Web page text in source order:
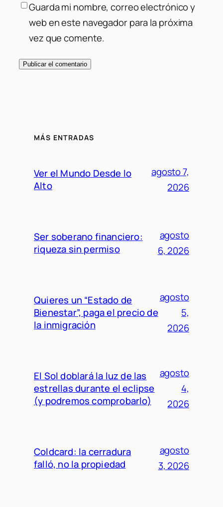
Guarda mi nombre, correo electrónico y
web en este navegador para la próxima
vez que comente.
MÁS ENTRADAS
Ver el Mundo Desde lo
Alto
agosto 7,
2026
Ser soberano financiero:
riqueza sin permiso
agosto
6, 2026
Quieres un “Estado de
Bienestar”, paga el precio de
la inmigración
agosto
5,
2026
El Sol doblará la luz de las
estrellas durante el eclipse
(y podremos comprobarlo)
agosto
4,
2026
Coldcard: la cerradura
falló, no la propiedad
agosto
3, 2026